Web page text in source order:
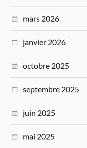
mars 2026
janvier 2026
octobre 2025
septembre 2025
juin 2025
mai 2025